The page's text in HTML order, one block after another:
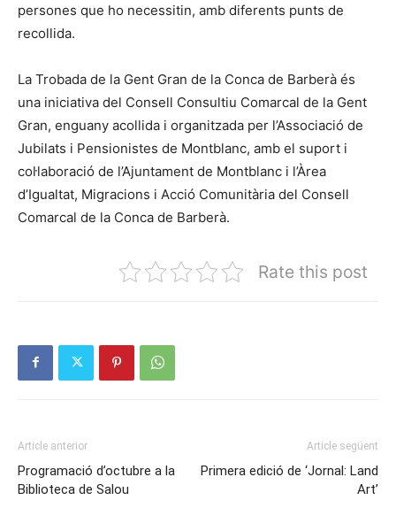
persones que ho necessitin, amb diferents punts de
recollida.
La Trobada de la Gent Gran de la Conca de Barberà és
una iniciativa del Consell Consultiu Comarcal de la Gent
Gran, enguany acollida i organitzada per l’Associació de
Jubilats i Pensionistes de Montblanc, amb el suport i
col·laboració de l’Ajuntament de Montblanc i l’Àrea
d’Igualtat, Migracions i Acció Comunitària del Consell
Comarcal de la Conca de Barberà.
Rate this post
Article anterior
Programació d’octubre a la
Biblioteca de Salou
Article següent
Primera edició de ‘Jornal: Land
Art’